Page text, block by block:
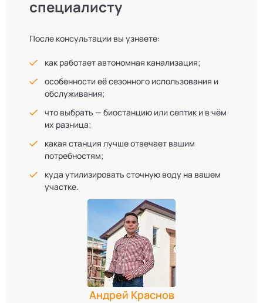
специалисту
После консультации вы узнаете:
как работает автономная канализация;
особенности её сезонного использования и
обслуживания;
что выбрать — биостанцию или септик и в чём
их разница;
какая станция лучше отвечает вашим
потребностям;
куда утилизировать сточную воду на вашем
участке.
Андрей Краснов